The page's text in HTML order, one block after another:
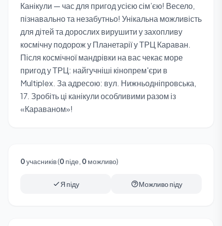
Канікули — час для пригод усією сім’єю! Весело,
пізнавально та незабутньо! Унікальна можливість
для дітей та дорослих вирушити у захопливу
космічну подорож у Планетарії у ТРЦ Караван.
Після космічної мандрівки на вас чекає море
пригод у ТРЦ: найгучніші кінопрем'єри в
Multiplex. За адресою: вул. Нижньодніпровська,
17. Зробіть ці канікули особливими разом із
«Караваном»!
0учасників (0 піде, 0 можливо)
Я піду Можливо піду